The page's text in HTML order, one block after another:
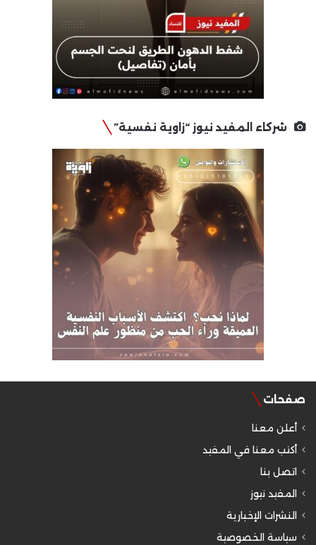
شركاء المفيد نيوز “زاوية نفسية”
صفحات
أعلن معنا
أكتب معنا في المفيد
اتصل بنا
المفيد نيوز
النشرات الإخبارية
سياسة الخصوصية